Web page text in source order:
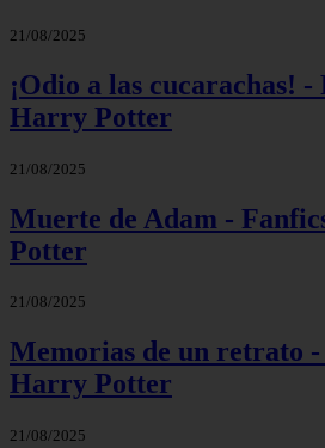
21/08/2025
¡Odio a las cucarachas! -
Harry Potter
21/08/2025
Muerte de Adam -
Potter
21/08/2025
Memorias de un retrato -
Harry Potter
21/08/2025